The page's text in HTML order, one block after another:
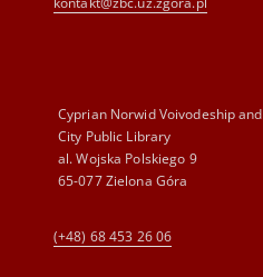
Cyprian Norwid Voivodeship and
City Public Library
al. Wojska Polskiego 9
65-077 Zielona Góra
(+48) 68 453 26 06